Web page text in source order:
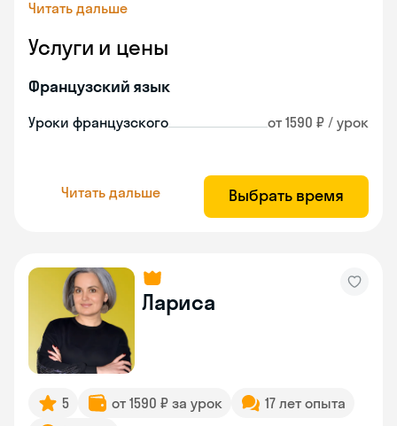
Читать дальше
Услуги и цены
Французский язык
Уроки французского от 1590 ₽ / урок
Читать дальше Выбрать время
Лариса
5 от 1590 ₽ за урок
17 лет опыта